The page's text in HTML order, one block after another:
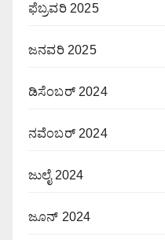
ಫೆಬ್ರವರಿ 2025
ಜನವರಿ 2025
ಡಿಸೆಂಬರ್ 2024
ನವೆಂಬರ್ 2024
ಜುಲೈ 2024
ಜೂನ್ 2024